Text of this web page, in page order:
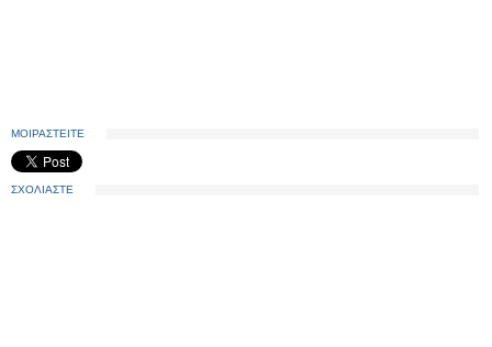
ΜΟΙΡΑΣΤΕΙΤΕ
ΣΧΟΛΙΑΣΤΕ